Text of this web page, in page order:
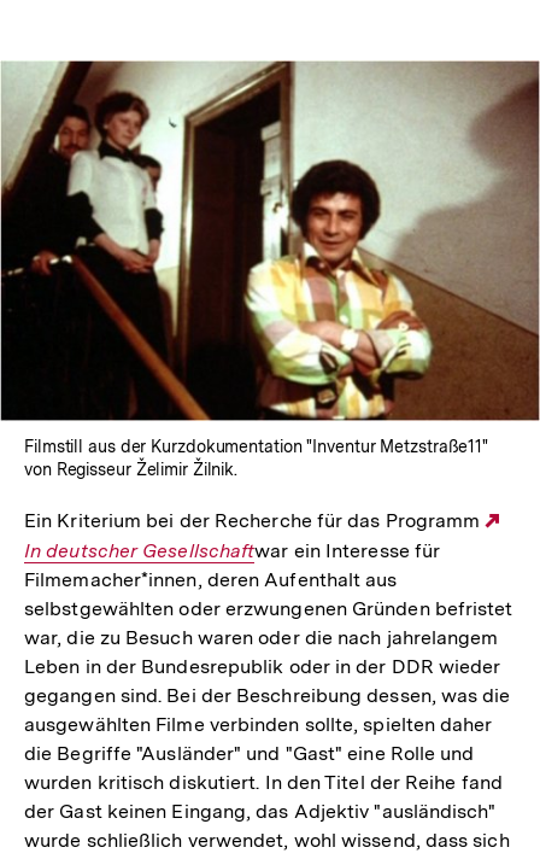
Filmstill aus der Kurzdokumentation "Inventur Metzstraße11"
von Regisseur Želimir Žilnik.
Ein Kriterium bei der Recherche für das Programm
In deutscher Gesellschaftwar ein Interesse für
Filmemacher*innen, deren Aufenthalt aus
selbstgewählten oder erzwungenen Gründen befristet
war, die zu Besuch waren oder die nach jahrelangem
Leben in der Bundesrepublik oder in der DDR wieder
gegangen sind. Bei der Beschreibung dessen, was die
ausgewählten Filme verbinden sollte, spielten daher
die Begriffe "Ausländer" und "Gast" eine Rolle und
wurden kritisch diskutiert. In den Titel der Reihe fand
der Gast keinen Eingang, das Adjektiv "ausländisch"
wurde schließlich verwendet, wohl wissend, dass sich